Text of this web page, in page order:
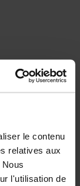
le contenu
relatives aux
l'utilisation de